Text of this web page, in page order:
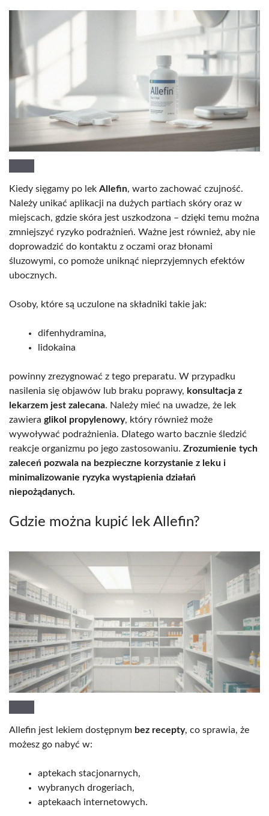
Kiedy sięgamy po lek Allefin, warto zachować czujność.
Należy unikać aplikacji na dużych partiach skóry oraz w
miejscach, gdzie skóra jest uszkodzona – dzięki temu można
zmniejszyć ryzyko podrażnień. Ważne jest również, aby nie
doprowadzić do kontaktu z oczami oraz błonami
śluzowymi, co pomoże uniknąć nieprzyjemnych efektów
ubocznych.
Osoby, które są uczulone na składniki takie jak:
difenhydramina,
lidokaina
powinny zrezygnować z tego preparatu. W przypadku
nasilenia się objawów lub braku poprawy, konsultacja z
lekarzem jest zalecana. Należy mieć na uwadze, że lek
zawiera glikol propylenowy, który również może
wywoływać podrażnienia. Dlatego warto bacznie śledzić
reakcje organizmu po jego zastosowaniu. Zrozumienie tych
zaleceń pozwala na bezpieczne korzystanie z leku i
minimalizowanie ryzyka wystąpienia działań
niepożądanych.
Gdzie można kupić lek Allefin?
Allefin jest lekiem dostępnym bez recepty, co sprawia, że
możesz go nabyć w:
aptekach stacjonarnych,
wybranych drogeriach,
aptekaach internetowych.